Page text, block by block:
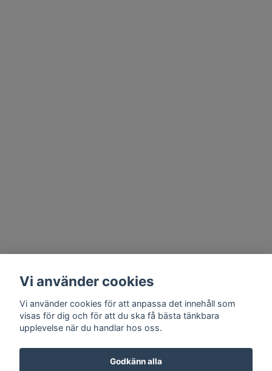
Vi använder cookies
Vi använder cookies för att anpassa det innehåll som
visas för dig och för att du ska få bästa tänkbara
upplevelse när du handlar hos oss.
Godkänn alla